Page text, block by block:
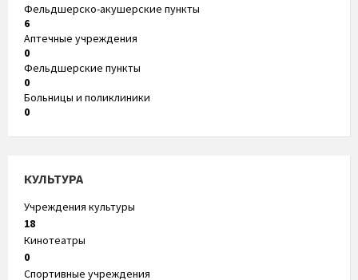
Фельдшерско-акушерские пункты
6
Аптечные учреждения
0
Фельдшерские пункты
0
Больницы и поликлиники
0
КУЛЬТУРА
Учреждения культуры
18
Кинотеатры
0
Спортивные учреждения